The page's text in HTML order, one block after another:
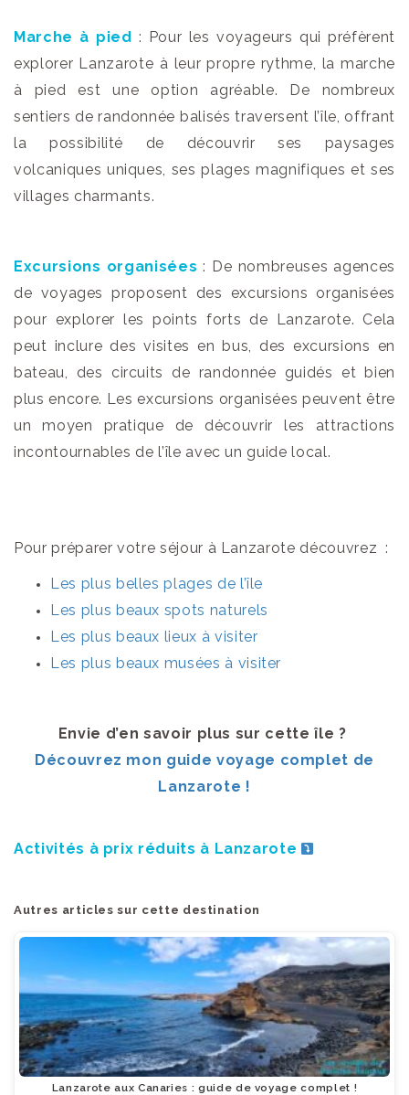
Marche à pied : Pour les voyageurs qui préfèrent
explorer Lanzarote à leur propre rythme, la marche
à pied est une option agréable. De nombreux
sentiers de randonnée balisés traversent l’île, offrant
la possibilité de découvrir ses paysages
volcaniques uniques, ses plages magnifiques et ses
villages charmants.
Excursions organisées : De nombreuses agences
de voyages proposent des excursions organisées
pour explorer les points forts de Lanzarote. Cela
peut inclure des visites en bus, des excursions en
bateau, des circuits de randonnée guidés et bien
plus encore. Les excursions organisées peuvent être
un moyen pratique de découvrir les attractions
incontournables de l’île avec un guide local.
Pour préparer votre séjour à Lanzarote découvrez :
Les plus belles plages de l’île
Les plus beaux spots naturels
Les plus beaux lieux à visiter
Les plus beaux musées à visiter
Envie d’en savoir plus sur cette île ?
Découvrez mon guide voyage complet de
Lanzarote !
Activités à prix réduits à Lanzarote
Autres articles sur cette destination
Lanzarote aux Canaries : guide de voyage complet !